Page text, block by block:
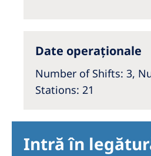
Date operaționale
Number of Shifts: 3,
Stations: 21
Intră în